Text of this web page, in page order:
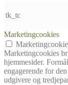
tk_tc
Marketingcookies
Marketingcookies
hjemmesider.
engagerende for
udgivere og